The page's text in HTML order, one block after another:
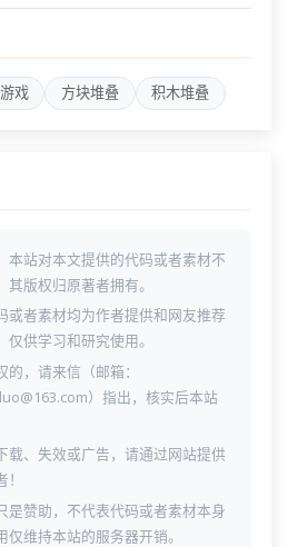
戏 方块堆叠 积木堆叠
本站对本文提供的代码或者素材不
版权归原著者拥有。
或者素材均为作者提供和网友推荐
仅供学习和研究使用。
，请来信（邮箱：
）指出，核实后本站
载、失效或广告，请通过网站提供
是赞助，不代表代码或者素材本身
仅维持本站的服务器开销。